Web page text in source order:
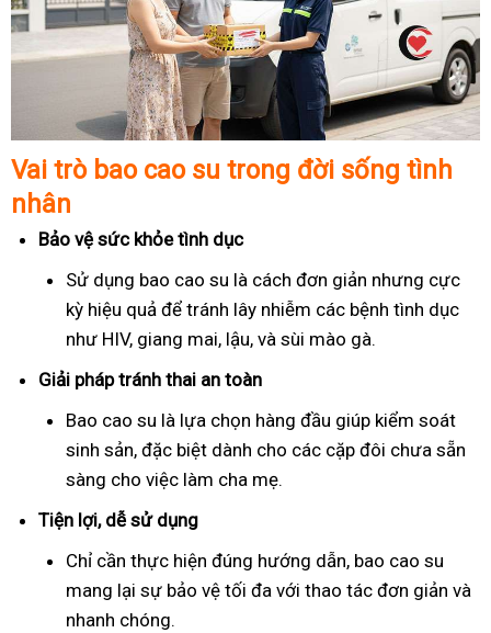
Vai trò bao cao su trong đời sống tình
nhân
Bảo vệ sức khỏe tình dục
Sử dụng bao cao su là cách đơn giản nhưng cực
kỳ hiệu quả để tránh lây nhiễm các bệnh tình dục
như HIV, giang mai, lậu, và sùi mào gà.
Giải pháp tránh thai an toàn
Bao cao su là lựa chọn hàng đầu giúp kiểm soát
sinh sản, đặc biệt dành cho các cặp đôi chưa sẵn
sàng cho việc làm cha mẹ.
Tiện lợi, dễ sử dụng
Chỉ cần thực hiện đúng hướng dẫn, bao cao su
mang lại sự bảo vệ tối đa với thao tác đơn giản và
nhanh chóng.